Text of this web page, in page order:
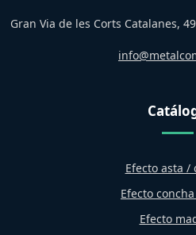
Gran Via de les Corts Catalanes,
Efecto asta /
Efecto
Efecto